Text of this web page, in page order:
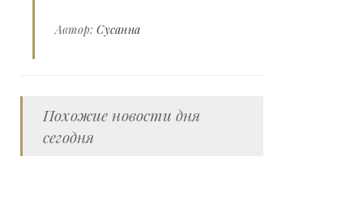
Автор:Сусанна
Похожие новости дня
сегодня